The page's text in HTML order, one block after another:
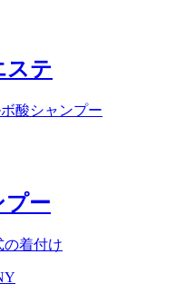
ステ
プー